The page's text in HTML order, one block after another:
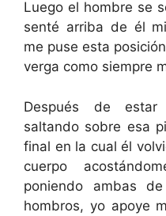
Luego el hombre se
senté arriba de él
me puse esta
verga como siempre
Después de estar
saltando sobre esa
final en la cual él
cuerpo
poniendo ambas
hombros, yo apoye